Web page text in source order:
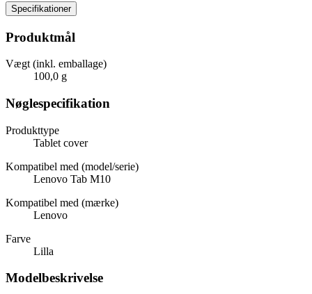
Specifikationer
Produktmål
Vægt (inkl. emballage)
100,0 g
Nøglespecifikation
Produkttype
Tablet cover
Kompatibel med (model/serie)
Lenovo Tab M10
Kompatibel med (mærke)
Lenovo
Farve
Lilla
Modelbeskrivelse